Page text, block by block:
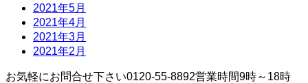
2021年5月
2021年4月
2021年3月
2021年2月
お気軽にお問合せ下さい0120-55-8892営業時間9時～18時